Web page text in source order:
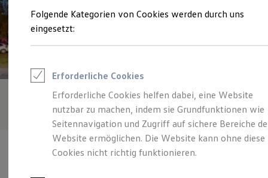
Junge Gebrauchtwagen und Gebrauchtwagen
Volkswagen Zertifizierte Gebrauchtwagen
Zubehör- und Serviceangebote
Leasing
Leasing-Angebote
Gebrauchtwagen Leasing
Junge Gebrauchtwagen-Leasing
Elektroauto Leasing
Kleinwagen-Leasing
Leasing ohne Anzahlung
Finanzierung
Folgende Kategorien von Cookies werden durch uns
eingesetzt:
Erforderliche Cookies
Erforderliche Cookies helfen dabei, eine Website
nutzbar zu machen, indem sie Grundfunktionen wie
Seitennavigation und Zugriff auf sichere Bereiche
Website ermöglichen. Die Website kann ohne diese
Cookies nicht richtig funktionieren.